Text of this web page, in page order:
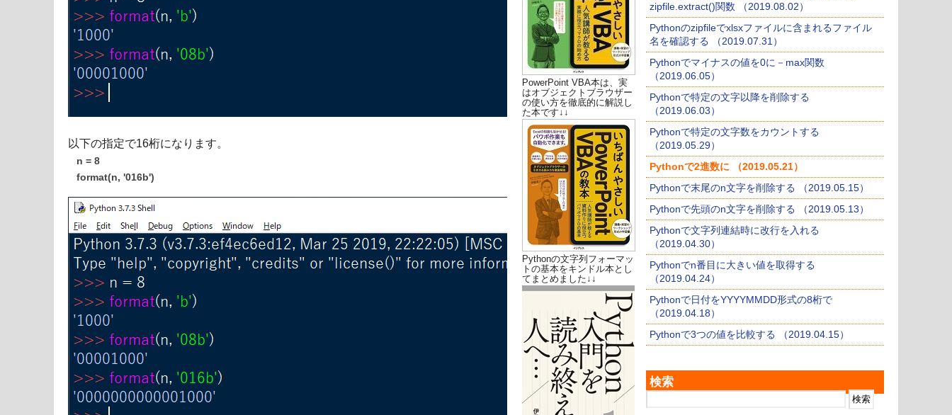
以下の指定で16桁になります。
n = 8
format(n, '016b')
PowerPoint VBA本は、実
はオブジェクトブラウザー
の使い方を徹底的に解説し
た本です↓↓
Pythonの文字列フォーマッ
トの基本をキンドル本とし
てまとめました↓↓
zipfile.extract()関数 （2019.08.02）
Pythonのzipfileでxlsxファイルに含まれるファイル
名を確認する （2019.07.31）
Pythonでマイナスの値を0に－max関数
（2019.06.05）
Pythonで特定の文字以降を削除する
（2019.06.03）
Pythonで特定の文字数をカウントする
（2019.05.29）
Pythonで2進数に （2019.05.21）
Pythonで末尾のn文字を削除する （2019.05.15）
Pythonで先頭のn文字を削除する （2019.05.13）
Pythonで文字列連結時に改行を入れる
（2019.04.30）
Pythonでn番目に大きい値を取得する
（2019.04.24）
Pythonで日付をYYYYMMDD形式の8桁で
（2019.04.18）
Pythonで3つの値を比較する （2019.04.15）
検索